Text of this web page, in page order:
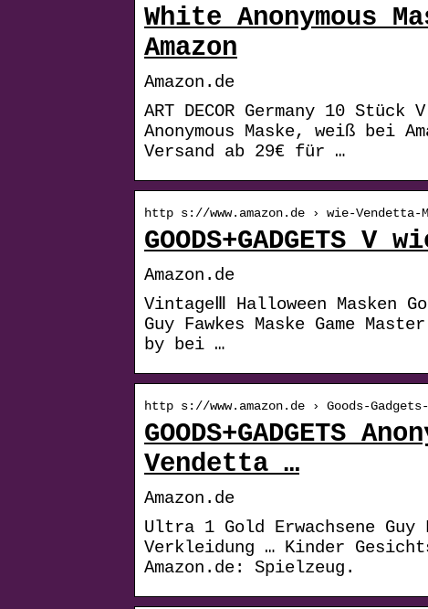
White Anonymous
Amazon
Amazon.de
ART DECOR Germany 10
Anonymous Maske, weiß bei
Versand ab 29€ für …
http s://www.amazon.de › wie-Vendetta-
GOODS+GADGETS
Amazon.de
VintageⅢ Halloween Masken
Guy Fawkes Maske Game
by bei …
http s://www.amazon.de › Goods-
GOODS+GADGETS
Vendetta …
Amazon.de
Ultra 1 Gold Erwachsene Guy
Verkleidung … Kinder
Amazon.de: Spielzeug.